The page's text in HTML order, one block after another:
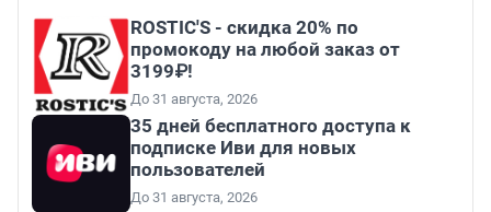
ROSTIC'S - скидка 20% по
промокоду на любой заказ от
3199₽!
До 31 августа, 2026
35 дней бесплатного доступа к
подписке Иви для новых
пользователей
До 31 августа, 2026